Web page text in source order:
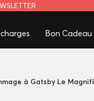
Bon Cadeau
à Gatsby Le